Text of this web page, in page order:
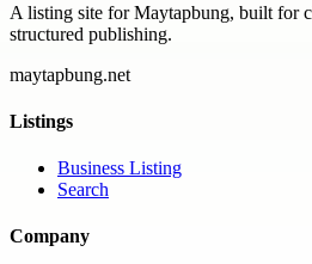
A listing site for Maytapbung, built for
structured publishing.
maytapbung.net
Listings
Business Listing
Search
Company